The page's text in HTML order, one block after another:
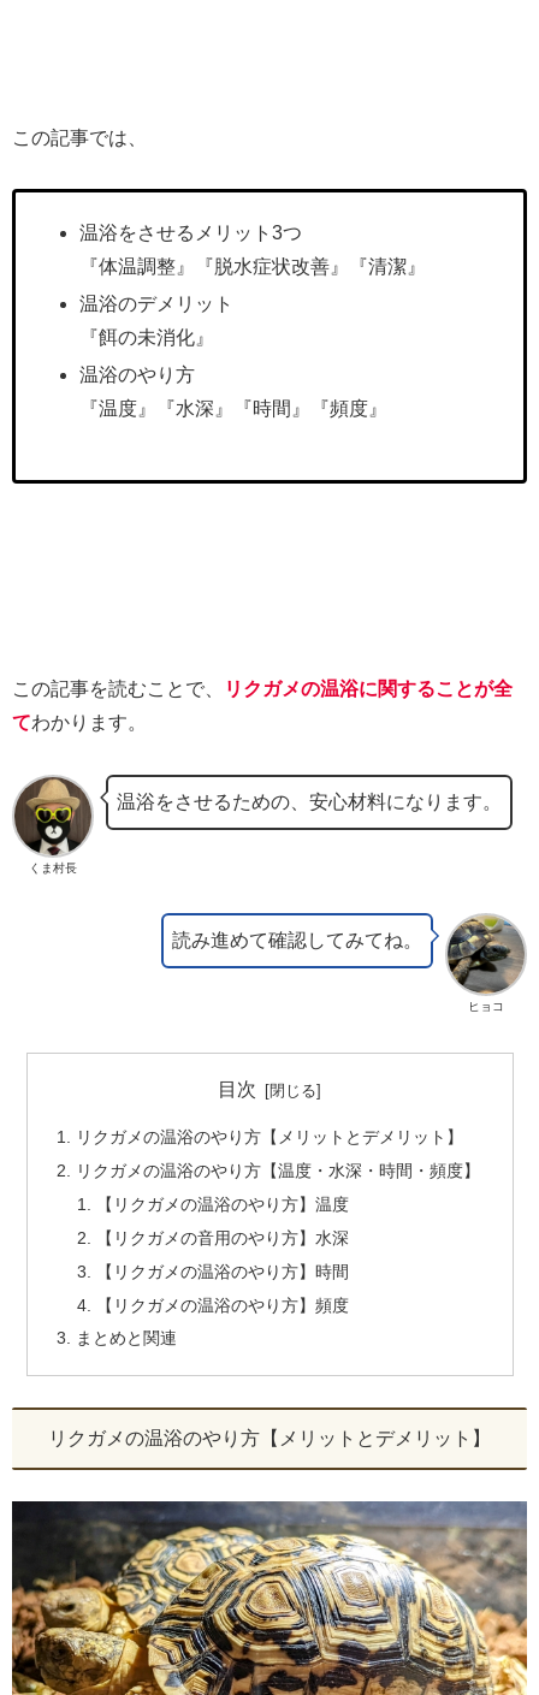
この記事では、
温浴をさせるメリット3つ
『体温調整』『脱水症状改善』『清潔』
温浴のデメリット
『餌の未消化』
温浴のやり方
『温度』『水深』『時間』『頻度』
この記事を読むことで、
リクガメの温浴に関することが全
てわかります。
くま村長
温浴をさせるための、安心材料になります。
ヒョコ
読み進めて確認してみてね。
目次
リクガメの温浴のやり方【メリットとデメリット】
リクガメの温浴のやり方【温度・水深・時間・頻度】
【リクガメの温浴のやり方】温度
【リクガメの音用のやり方】水深
【リクガメの温浴のやり方】時間
【リクガメの温浴のやり方】頻度
まとめと関連
リクガメの温浴のやり方【メリットとデメリット】